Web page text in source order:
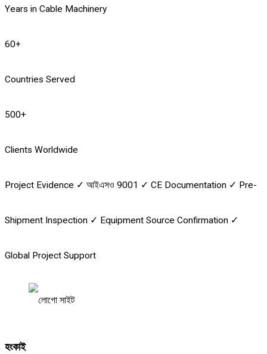
Years in Cable Machinery
60+
Countries Served
500+
Clients Worldwide
Project Evidence ✓ আইএসও 9001 ✓ CE Documentation ✓ Pre-
Shipment Inspection ✓ Equipment Source Confirmation ✓
Global Project Support
হংকাই